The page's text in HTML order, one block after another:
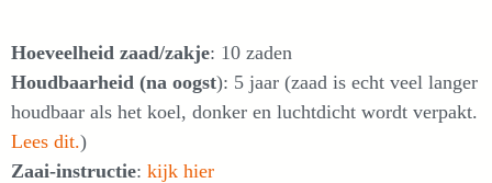
Hoeveelheid zaad/zakje: 10 zaden
Houdbaarheid (na oogst): 5 jaar (zaad is echt veel langer
houdbaar als het koel, donker en luchtdicht wordt verpakt.
Lees dit.)
Zaai-instructie: kijk hier